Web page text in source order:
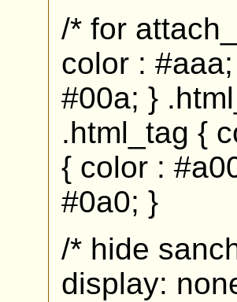
/* for
color :
#00a; }
.html_tag {
{ color :
#0a0; }
/* hide
display: